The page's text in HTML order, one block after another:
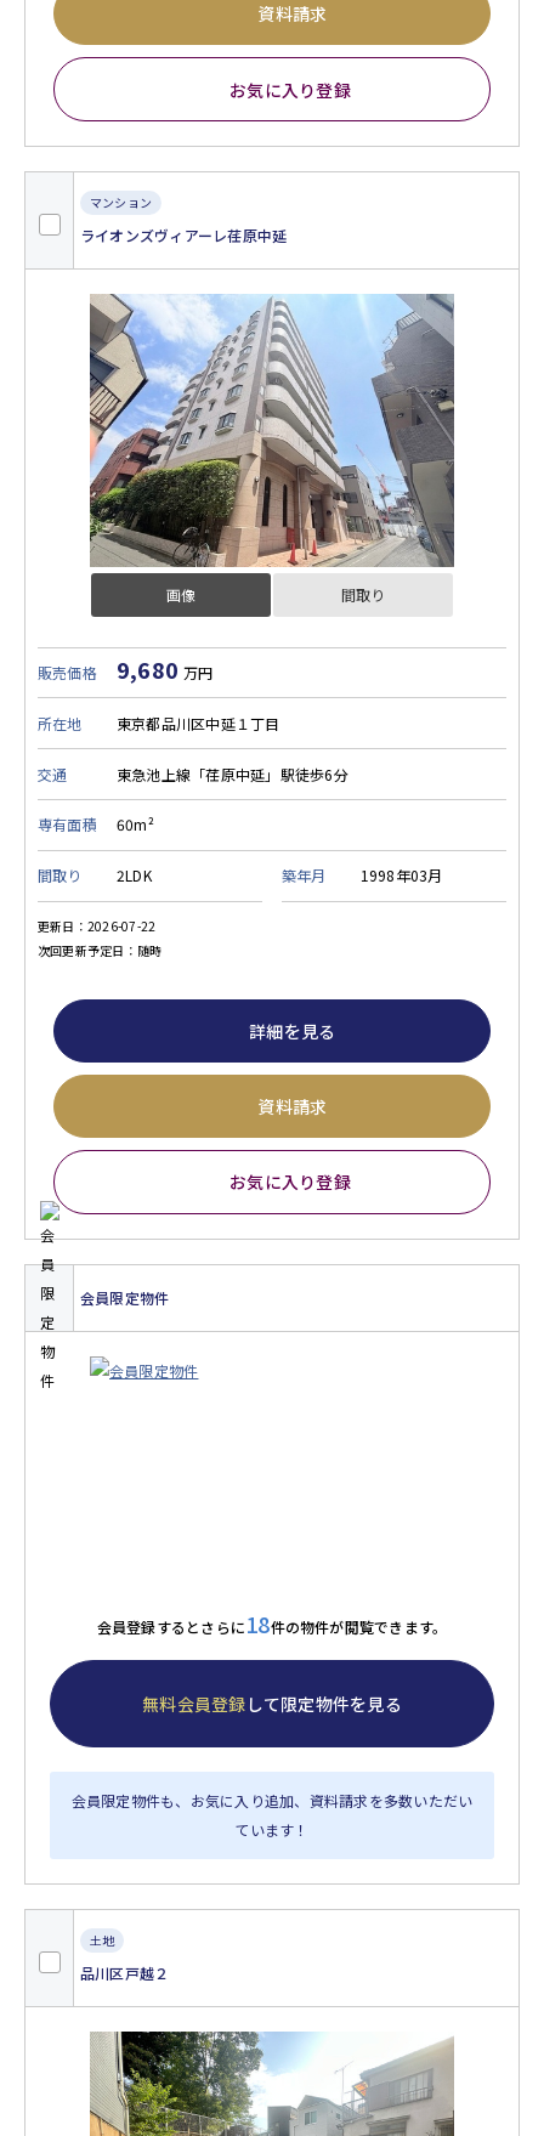
資料請求
お気に入り登録
マンション
ライオンズヴィアーレ荏原中延
画像 間取り
販売価格 9,680 万円
所在地 東京都品川区中延１丁目
交通 東急池上線「荏原中延」駅徒歩6分
専有面積 60m²
間取り 2LDK 築年月 1998年03月
更新日：2026-07-22
次回更新予定日：随時
詳細を見る
資料請求
お気に入り登録
会員限定物件
会員登録するとさらに18件の物件が閲覧できます。
無料会員登録 して限定物件を見る
会員限定物件も、お気に入り追加、資料請求を多数いただい
ています！
土地
品川区戸越２